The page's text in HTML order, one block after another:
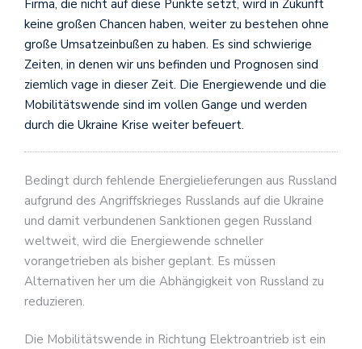
Firma, die nicht auf diese Punkte setzt, wird in Zukunft
keine großen Chancen haben, weiter zu bestehen ohne
große Umsatzeinbußen zu haben. Es sind schwierige
Zeiten, in denen wir uns befinden und Prognosen sind
ziemlich vage in dieser Zeit. Die Energiewende und die
Mobilitätswende sind im vollen Gange und werden
durch die Ukraine Krise weiter befeuert.
Bedingt durch fehlende Energielieferungen aus Russland
aufgrund des Angriffskrieges Russlands auf die Ukraine
und damit verbundenen Sanktionen gegen Russland
weltweit, wird die Energiewende schneller
vorangetrieben als bisher geplant. Es müssen
Alternativen her um die Abhängigkeit von Russland zu
reduzieren.
Die Mobilitätswende in Richtung Elektroantrieb ist ein